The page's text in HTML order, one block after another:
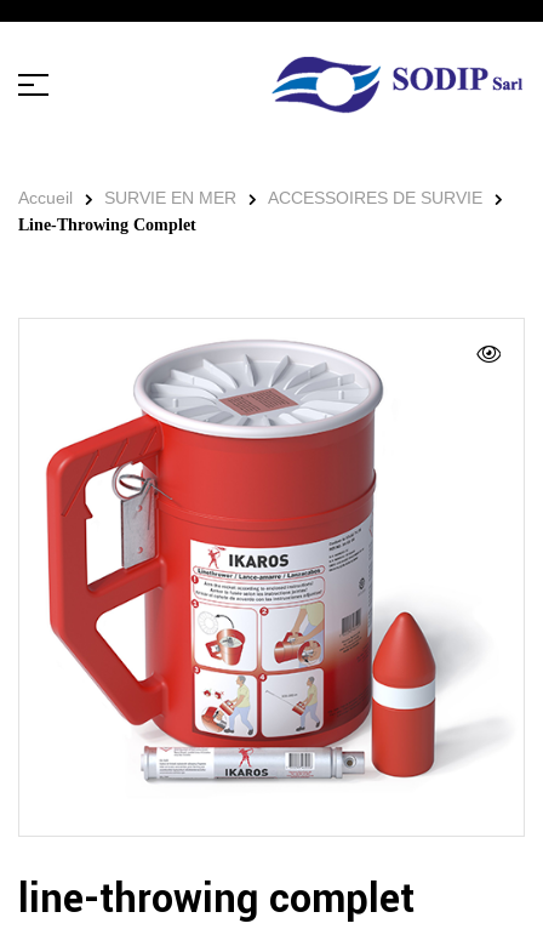
Accueil SURVIE EN MER ACCESSOIRES DE SURVIE
Line-Throwing Complet
line-throwing complet